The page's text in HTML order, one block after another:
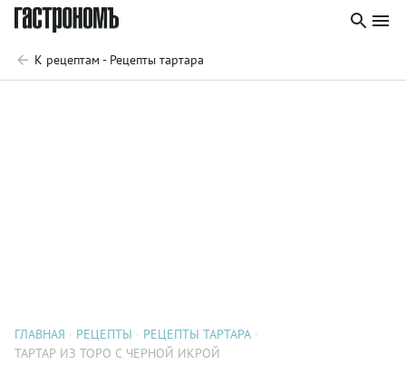
К рецептам - Рецепты тартара
ГЛАВНАЯ РЕЦЕПТЫ
РЕЦЕПТЫ ТАРТАРА
ТАРТАР ИЗ ТОРО С ЧЕРНОЙ ИКРОЙ